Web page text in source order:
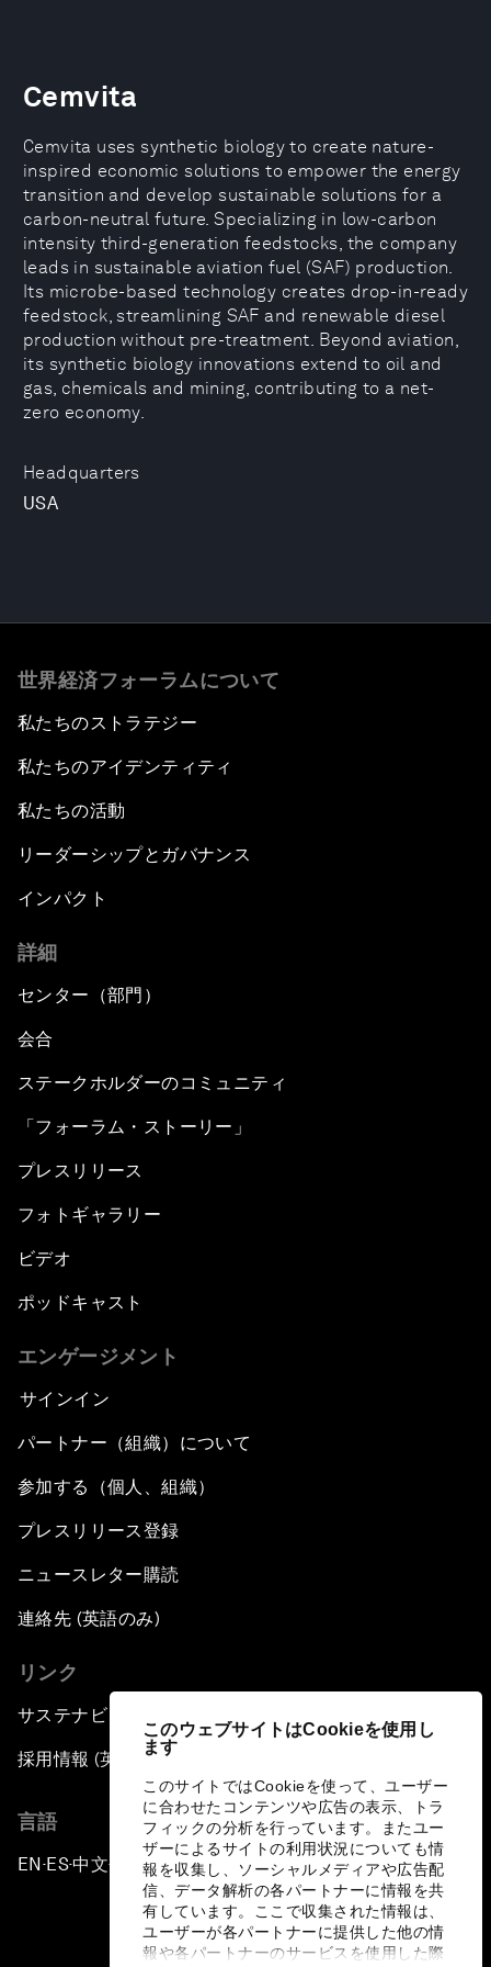
このウェブサイトはCookieを使用し
ます
このサイトではCookieを使って、ユーザー
に合わせたコンテンツや広告の表示、トラ
フィックの分析を行っています。またユー
ザーによるサイトの利用状況についても情
報を収集し、ソーシャルメディアや広告配
信、データ解析の各パートナーに情報を共
有しています。ここで収集された情報は、
ユーザーが各パートナーに提供した他の情
報や各パートナーのサービスを使用した際
Headquarters
USA
Cemvita
Cemvita uses synthetic biology to create nature-
inspired economic solutions to empower the energy
transition and develop sustainable solutions for a
carbon-neutral future. Specializing in low-carbon
intensity third-generation feedstocks, the company
leads in sustainable aviation fuel (SAF) production.
Its microbe-based technology creates drop-in-ready
feedstock, streamlining SAF and renewable diesel
production without pre-treatment. Beyond aviation,
its synthetic biology innovations extend to oil and
gas, chemicals and mining, contributing to a net-
zero economy.
世界経済フォーラムについて
私たちのストラテジー
私たちのアイデンティティ
私たちの活動
リーダーシップとガバナンス
インパクト
詳細
センター（部門）
会合
ステークホルダーのコミュニティ
「フォーラム・ストーリー」
プレスリリース
フォトギャラリー
ビデオ
ポッドキャスト
エンゲージメント
サインイン
パートナー（組織）について
参加する（個人、組織）
プレスリリース登録
ニュースレター購読
連絡先 (英語のみ)
リンク
サステナビリティへの取り組み
採用情報 (英語のみ)
言語
EN ▪ES▪中文▪ 日本語